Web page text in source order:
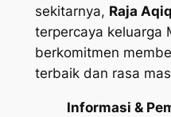
sekitarnya, Raja
terpercaya keluarga
berkomitmen
terbaik dan rasa
Informasi &